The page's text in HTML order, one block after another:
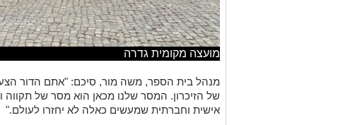
מועצה מקומית גדרה
מנהל בית הספר, משה מור, סיכם: "אתם הדור
של הזיכרון. המסר שלנו מכאן הוא מסר של תקווה
אישית וחברתית שמעשים כאלה לא יחזרו לעולם."